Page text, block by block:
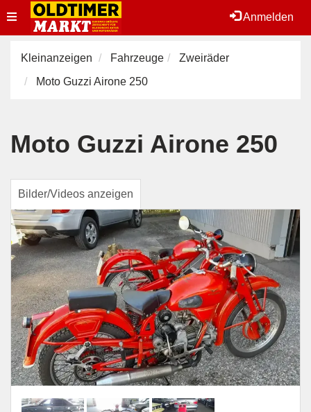
Anmelden
Toggle
navigation
Kleinanzeigen Fahrzeuge
Zweiräder
Moto Guzzi Airone 250
Moto Guzzi Airone 250
Bilder/Videos anzeigen